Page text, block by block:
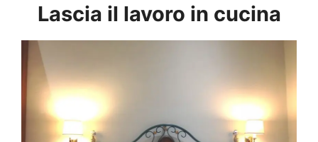
Lascia il lavoro in cucina